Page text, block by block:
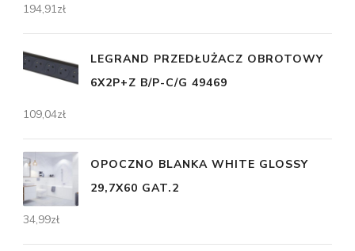
194,91zł
LEGRAND PRZEDŁUŻACZ OBROTOWY
6X2P+Z B/P-C/G 49469
109,04zł
OPOCZNO BLANKA WHITE GLOSSY
29,7X60 GAT.2
34,99zł